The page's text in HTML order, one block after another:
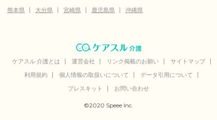
熊本県
大分県 宮崎県 鹿児島県 沖縄県
ケアスル 介護とは 運営会社 リンク掲載のお願い
サイトマップ
利用規約
個人情報の取扱いについて
データ引用について
プレスキット
お問い合わせ
©2020 Speee Inc.